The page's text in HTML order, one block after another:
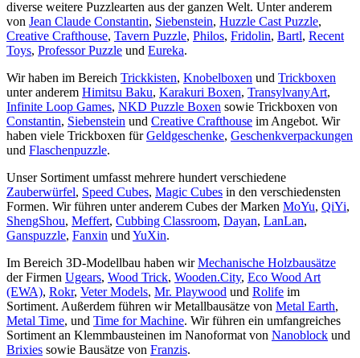
diverse weitere Puzzlearten aus der ganzen Welt. Unter anderem
von Jean Claude Constantin, Siebenstein, Huzzle Cast Puzzle,
Creative Crafthouse, Tavern Puzzle, Philos, Fridolin, Bartl, Recent
Toys, Professor Puzzle und Eureka.
Wir haben im Bereich Trickkisten, Knobelboxen und Trickboxen
unter anderem Himitsu Baku, Karakuri Boxen, TransylvanyArt,
Infinite Loop Games, NKD Puzzle Boxen sowie Trickboxen von
Constantin, Siebenstein und Creative Crafthouse im Angebot. Wir
haben viele Trickboxen fürGeldgeschenke, Geschenkverpackungen
und Flaschenpuzzle.
Unser Sortiment umfasst mehrere hundert verschiedene
Zauberwürfel, Speed Cubes, Magic Cubes in den verschiedensten
Formen. Wir führen unter anderem Cubes der Marken MoYu, QiYi,
ShengShou, Meffert, Cubbing Classroom, Dayan, LanLan,
Ganspuzzle, Fanxin und YuXin.
Im Bereich 3D-Modellbau haben wirMechanische Holzbausätze
der Firmen Ugears, Wood Trick, Wooden.City, Eco Wood Art
(EWA), Rokr, Veter Models, Mr. Playwood und Rolife im
Sortiment. Außerdem führen wir Metallbausätze von Metal Earth,
Metal Time, und Time for Machine. Wir führen ein umfangreiches
Sortiment an Klemmbausteinen im Nanoformat von Nanoblock und
Brixies sowie Bausätze von Franzis.